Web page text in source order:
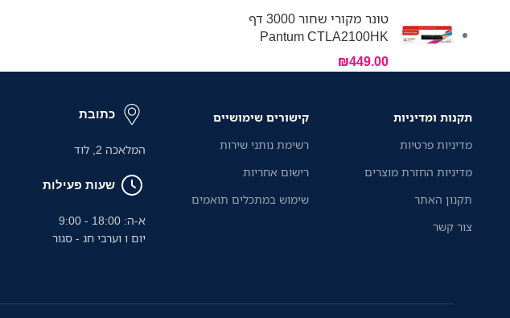
טונר מקורי שחור 3000 דף
Pantum CTLA2100HK
₪449.00
תקנות ומדיניות
מדיניות פרטיות
מדיניות החזרת מוצרים
תקנון האתר
צור קשר
קישורים שימושיים
רשימת נותני שירות
רישום אחריות
שימוש במתכלים תואמים
כתובת
המלאכה 2, לוד
שעות פעילות
א-ה: 18:00 - 9:00
יום ו וערבי חג - סגור